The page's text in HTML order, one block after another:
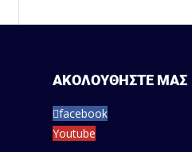
ΑΚΟΛΟΥΘΗΣΤΕ ΜΑΣ
facebook
Youtube